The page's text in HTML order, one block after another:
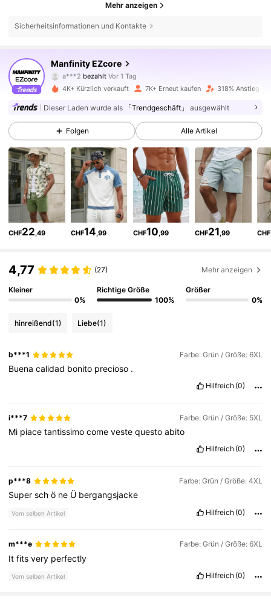
Mehr anzeigen
Sicherheitsinformationen und Kontakte
Manfinity EZcore
4,83
7.6K Follower
a***2 bezahlt Vor 1 Tag
m***8ist Vor 1 Tag gefolgt
4,83 7.6K Follower
4,83 7.6K Follower
7.6K Follower
4,83 7.6K Follower
4,83 7.6K Follower
4K+ Kürzlich verkauft 7K+ Erneut kaufen 318% Anstieg
Dieser Laden wurde als 「Trendgeschäft」 ausgewählt
Folgen Alle Artikel
CHF22 ,49 CHF14 ,99 CHF10 ,99 CHF21 ,99 CHF
4,77 (27) Mehr anzeigen
Kleiner
0%
Richtige Größe
100%
Größer
0%
hinreißend(1) Liebe(1)
b***1 Farbe: Grün / Größe: 6XL
Buenacalidad bonito precioso .
Hilfreich (0)
i***7 Farbe: Grün / Größe: 5XL
Mi piacetantissimocomevestequestoabito
Hilfreich (0)
p***8 Farbe: Grün / Größe: 4XL
Superschö ne Ü bergangsjacke
Vom selben Artikel Hilfreich (0)
m***e Farbe: Grün / Größe: 6XL
Itfitsvery perfectly
Vom selben Artikel Hilfreich (0)